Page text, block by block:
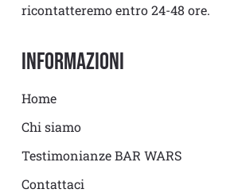
ricontatteremo entro 24-48 ore.
Informazioni
Home
Chi siamo
Testimonianze BAR WARS
Contattaci